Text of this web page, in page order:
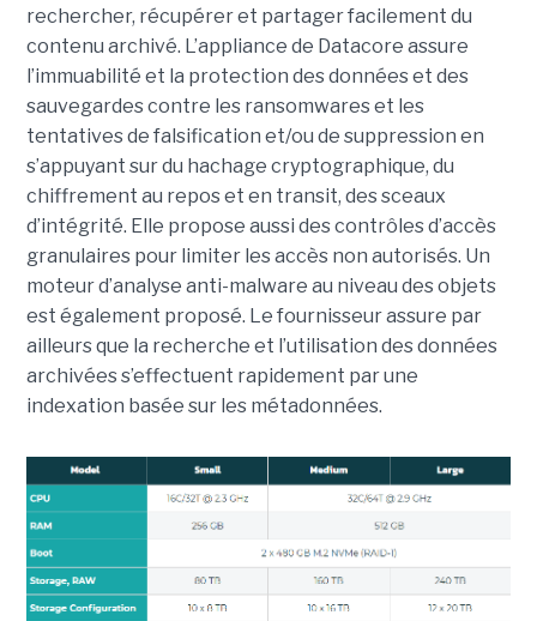
rechercher, récupérer et partager facilement du
contenu archivé. L’appliance de Datacore assure
l’immuabilité et la protection des données et des
sauvegardes contre les ransomwares et les
tentatives de falsification et/ou de suppression en
s’appuyant sur du hachage cryptographique, du
chiffrement au repos et en transit, des sceaux
d’intégrité. Elle propose aussi des contrôles d’accès
granulaires pour limiter les accès non autorisés. Un
moteur d’analyse anti-malware au niveau des objets
est également proposé. Le fournisseur assure par
ailleurs que la recherche et l’utilisation des données
archivées s’effectuent rapidement par une
indexation basée sur les métadonnées.